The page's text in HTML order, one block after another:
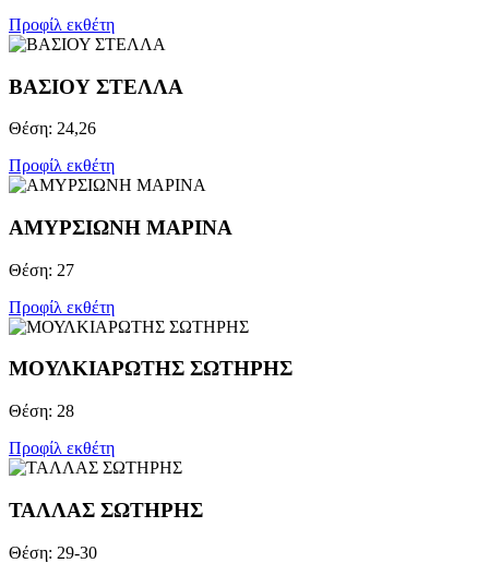
Προφίλ εκθέτη
ΒΑΣΙΟΥ ΣΤΕΛΛΑ
Θέση: 24,26
Προφίλ εκθέτη
ΑΜΥΡΣΙΩΝΗ ΜΑΡΙΝΑ
Θέση: 27
Προφίλ εκθέτη
ΜΟΥΛΚΙΑΡΩΤΗΣ ΣΩΤΗΡΗΣ
Θέση: 28
Προφίλ εκθέτη
ΤΑΛΛΑΣ ΣΩΤΗΡΗΣ
Θέση: 29-30